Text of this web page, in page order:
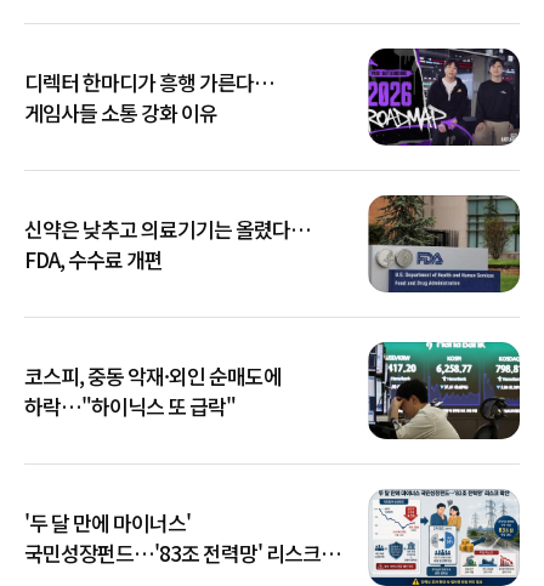
디렉터 한마디가 흥행 가른다…
게임사들 소통 강화 이유
신약은 낮추고 의료기기는 올렸다…
FDA, 수수료 개편
코스피, 중동 악재·외인 순매도에
하락…"하이닉스 또 급락"
'두 달 만에 마이너스'
국민성장펀드…'83조 전력망' 리스크